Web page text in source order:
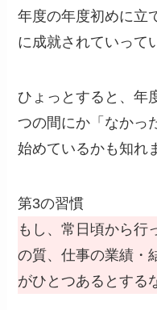
年度の年度初めに立
に成就されていって
ひょっとすると、年
つの間にか「なかっ
始めているかも知れ
第3の習慣
もし、常日頃から行
の質、仕事の業績・
がひとつあるとする